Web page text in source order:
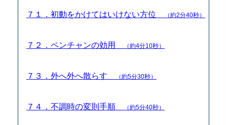
７１．初動をかけてはいけない方位 （約2分40秒）
７２．ペンチャンの効用 （約4分10秒）
７３．外へ外へ散らす （約5分30秒）
７４．不調時の変則手順 （約5分40秒）